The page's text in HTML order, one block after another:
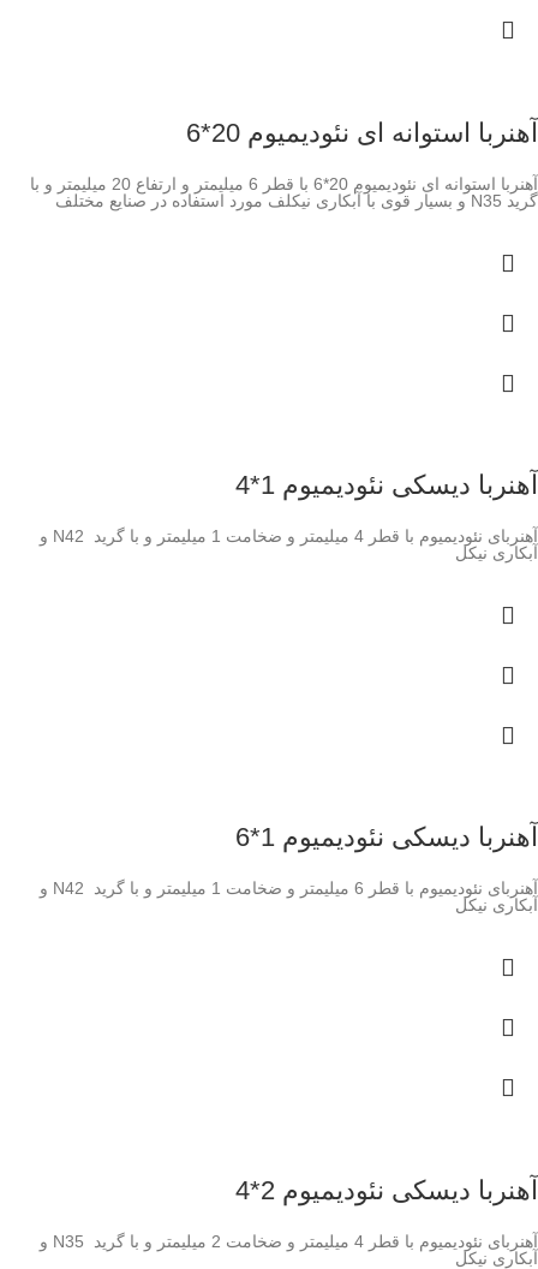
آهنربا استوانه ای نئودیمیوم 20*6
آهنربا استوانه ای نئودیمیوم 20*6 با قطر 6 میلیمتر و ارتفاع 20 میلیمتر و با
گرید N35 و بسیار قوی با آبکاری نیکلف مورد استفاده در صنایع مختلف
آهنربا دیسکی نئودیمیوم 1*4
آهنربای نئودیمیوم با قطر 4 میلیمتر و ضخامت 1 میلیمتر و با گرید N42 و
آبکاری نیکل
آهنربا دیسکی نئودیمیوم 1*6
آهنربای نئودیمیوم با قطر 6 میلیمتر و ضخامت 1 میلیمتر و با گرید N42 و
آبکاری نیکل
آهنربا دیسکی نئودیمیوم 2*4
آهنربای نئودیمیوم با قطر 4 میلیمتر و ضخامت 2 میلیمتر و با گرید N35 و
آبکاری نیکل